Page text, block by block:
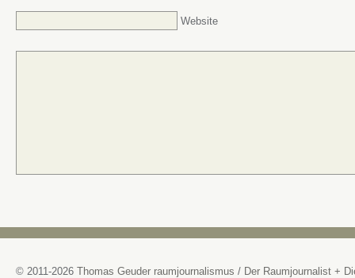
Website
© 2011-2026 Thomas Geuder raumjournalismus / Der Raumjournalist +